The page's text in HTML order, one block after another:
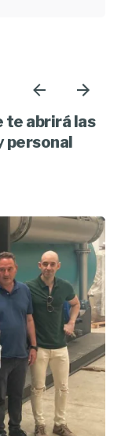
te abrirá las
personal